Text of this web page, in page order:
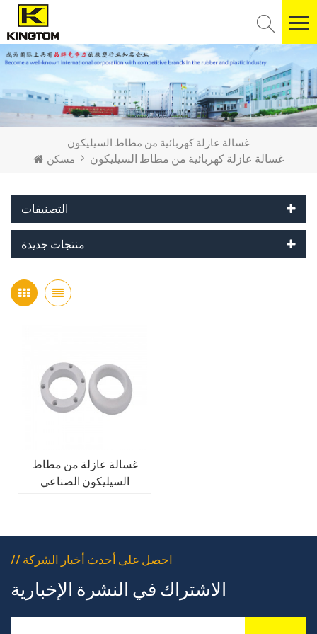
غسالة عازلة كهربائية من مطاط السيليكون
مسكن
غسالة عازلة كهربائية من مطاط السيليكون
التصنيفات
منتجات جديدة
غسالة عازلة من مطاط
السيليكون الصناعي
// احصل على أحدث أخبار الشركة
الاشتراك في النشرة الإخبارية